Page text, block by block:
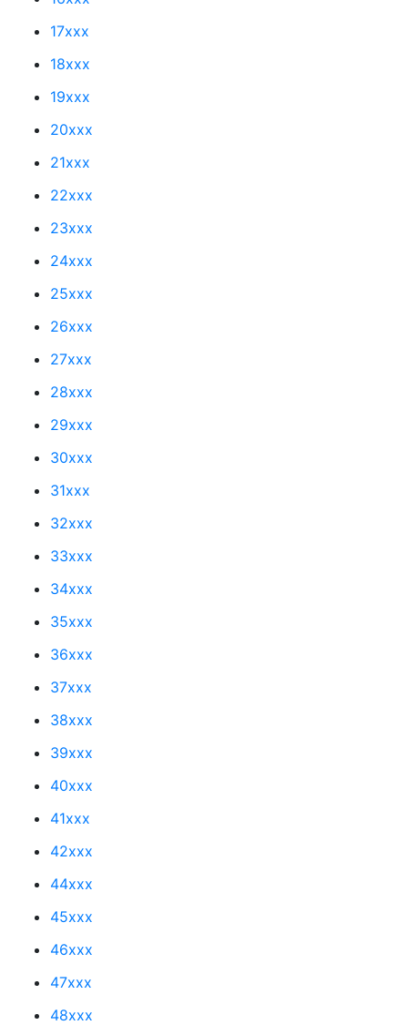
17xxx
18xxx
19xxx
20xxx
21xxx
22xxx
23xxx
24xxx
25xxx
26xxx
27xxx
28xxx
29xxx
30xxx
31xxx
32xxx
33xxx
34xxx
35xxx
36xxx
37xxx
38xxx
39xxx
40xxx
41xxx
42xxx
44xxx
45xxx
46xxx
47xxx
48xxx